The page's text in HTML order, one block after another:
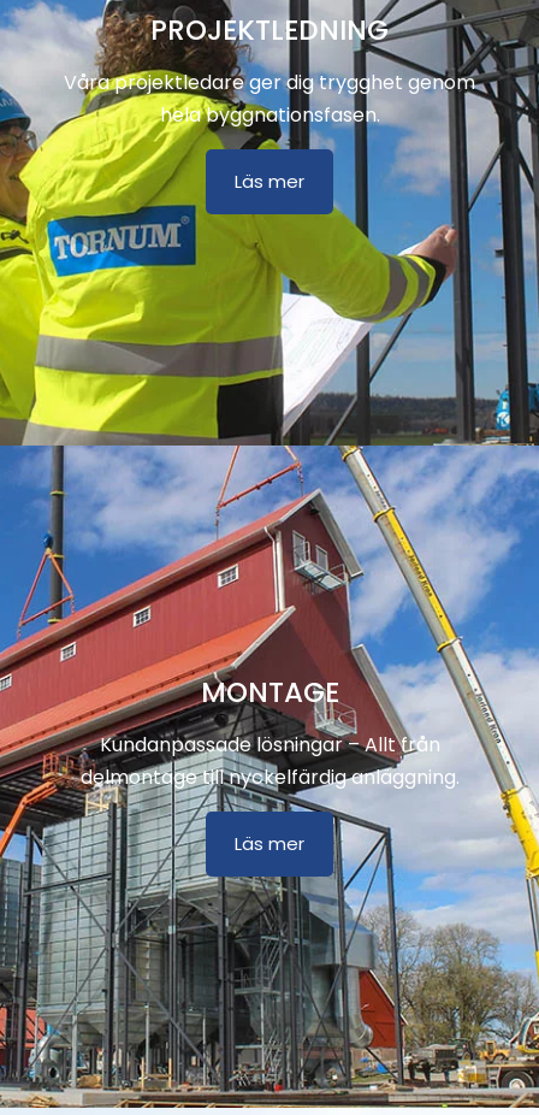
PROJEKTLEDNING
Våra projektledare ger dig trygghet genom
hela byggnationsfasen.
Läs mer
MONTAGE
Kundanpassade lösningar – Allt från
delmontage till nyckelfärdig anläggning.
Läs mer